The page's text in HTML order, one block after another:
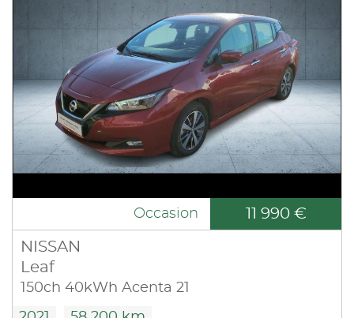
Occasion 11 990 €
NISSAN
Leaf
150ch 40kWh Acenta 21